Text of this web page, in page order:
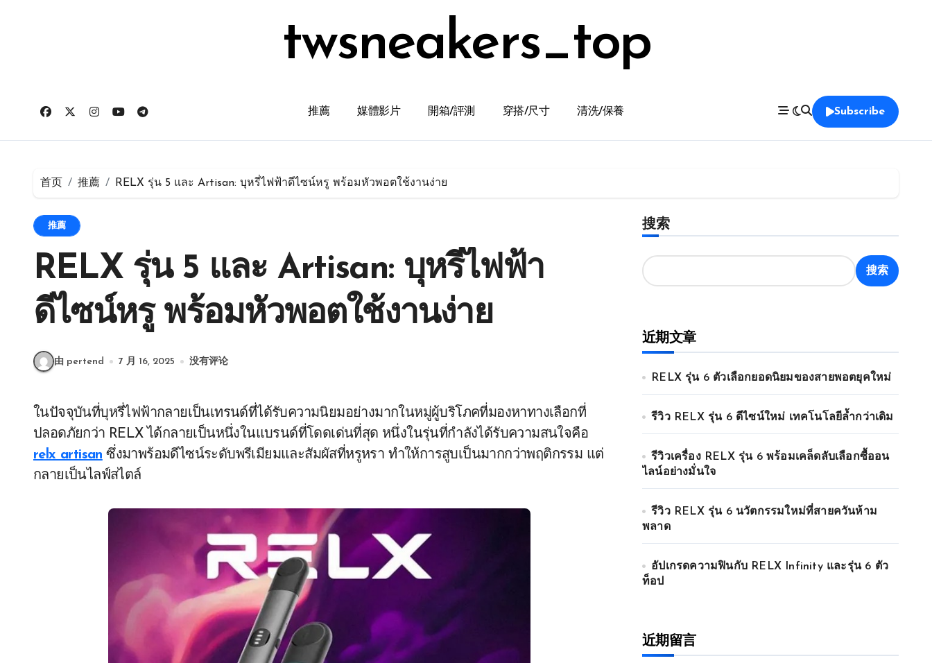
twsneakers_top
推薦 媒體影片 開箱/評測 穿搭/尺寸 清洗/保養 Subscribe
首页 推薦 RELX รุ่น 5 และ Artisan: บุหรี่ไฟฟ้าดีไซน์หรู พร้อมหัวพอตใช้งานง่าย
推薦
RELX รุ่น 5 และ Artisan: บุหรี่ไฟฟ้า
ดีไซน์หรู พร้อมหัวพอตใช้งานง่าย
由 pertend 7 月 16, 2025 没有评论
ในปัจจุบันที่บุหรี่ไฟฟ้ากลายเป็นเทรนด์ที่ได้รับความนิยมอย่างมากในหมู่ผู้บริโภคที่มองหาทางเลือกที่
ปลอดภัยกว่า RELX ได้กลายเป็นหนึ่งในแบรนด์ที่โดดเด่นที่สุด หนึ่งในรุ่นที่กำลังได้รับความสนใจคือ
relx artisan ซึ่งมาพร้อมดีไซน์ระดับพรีเมียมและสัมผัสที่หรูหรา ทำให้การสูบเป็นมากกว่าพฤติกรรม แต่
กลายเป็นไลฟ์สไตล์
搜索
搜索
近期文章
RELX รุ่น 6 ตัวเลือกยอดนิยมของสายพอตยุคใหม่
รีวิว RELX รุ่น 6 ดีไซน์ใหม่ เทคโนโลยีล้ำกว่าเดิม
รีวิวเครื่อง RELX รุ่น 6 พร้อมเคล็ดลับเลือกซื้ออน
ไลน์อย่างมั่นใจ
รีวิว RELX รุ่น 6 นวัตกรรมใหม่ที่สายควันห้าม
พลาด
อัปเกรดความฟินกับ RELX Infinity และรุ่น 6 ตัว
ท็อป
近期留言